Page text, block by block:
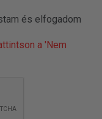
és elfogadom
a 'Nem